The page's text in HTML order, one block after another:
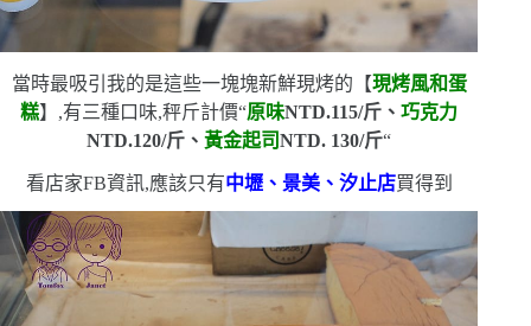
當時最吸引我的是這些一塊塊新鮮現烤的 【現烤風和蛋
糕】,有三種口味,秤斤計價“原味NTD.115/斤、巧克力
NTD.120/斤、黃金起司NTD. 130/斤“
看店家FB資訊,應該只有中壢、景美、汐止店買得到